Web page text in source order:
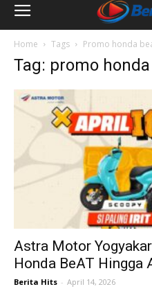
Home Tags Promo honda
Tag: promo
Astra Motor
Honda BeAT Hingga
Berita Hits - April 14, 2026